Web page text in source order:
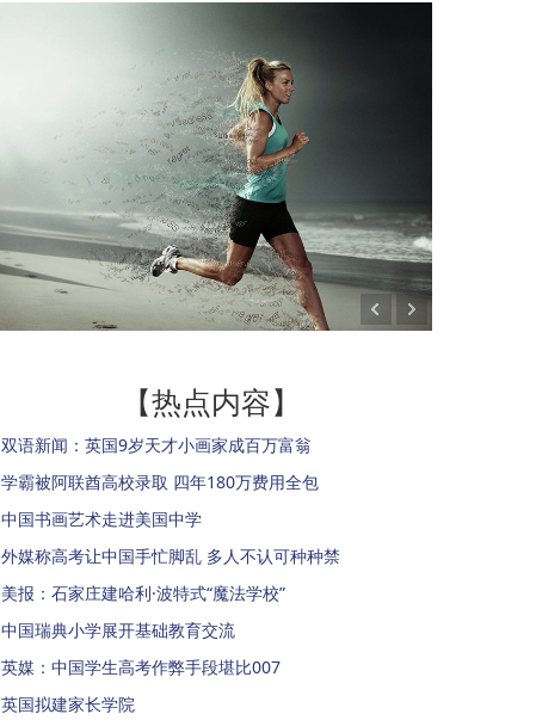
【热点内容】
双语新闻：英国9岁天才小画家成百万富翁
学霸被阿联酋高校录取 四年180万费用全包
中国书画艺术走进美国中学
外媒称高考让中国手忙脚乱 多人不认可种种禁
美报：石家庄建哈利·波特式“魔法学校”
中国瑞典小学展开基础教育交流
英媒：中国学生高考作弊手段堪比007
英国拟建家长学院